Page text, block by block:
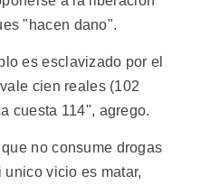
"hacen dano".
es esclavizado por el
cien reales (102
cuesta 114", agrego.
no consume drogas
vicio es matar,